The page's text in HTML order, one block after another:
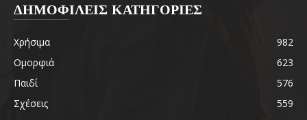
ΔΗΜΟΦΙΛΕΙΣ ΚΑΤΗΓΟΡΙΕΣ
Χρήσιμα
982
Ομορφιά
623
Παιδί
576
Σχέσεις
559